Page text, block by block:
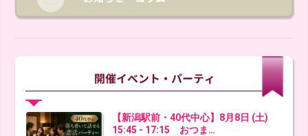
【新潟駅前・40代中心】8月8日 (土)
15:45 - 17:15 おつま…